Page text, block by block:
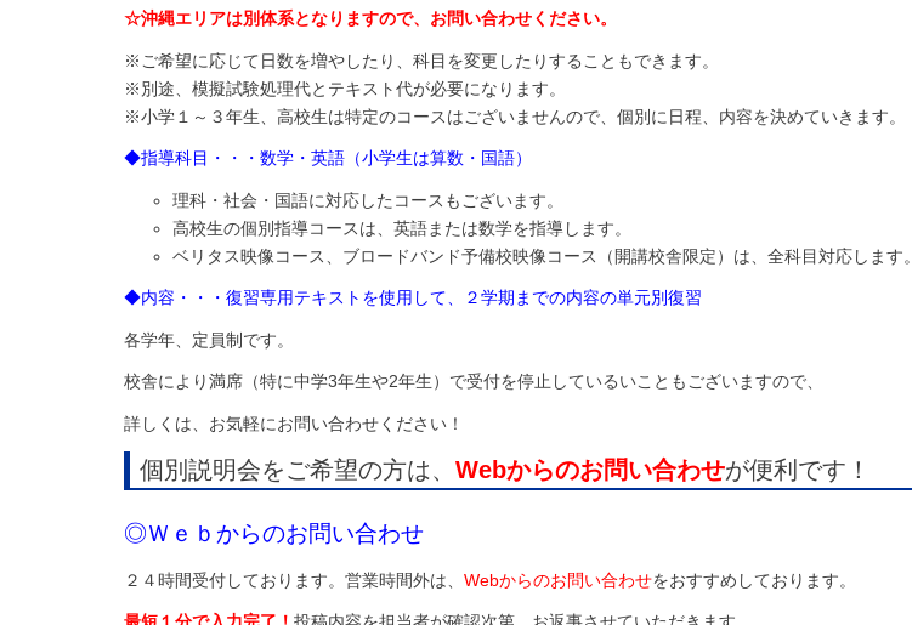
☆沖縄エリアは別体系となりますので、お問い合わせください。
※ご希望に応じて日数を増やしたり、科目を変更したりすることもできます。
※別途、模擬試験処理代とテキスト代が必要になります。
※小学１～３年生、高校生は特定のコースはございませんので、個別に日程、内容を決めていきます。
◆指導科目・・・数学・英語（小学生は算数・国語）
理科・社会・国語に対応したコースもございます。
高校生の個別指導コースは、英語または数学を指導します。
ベリタス映像コース、ブロードバンド予備校映像コース（開講校舎限定）は、全科目対応します。
◆内容・・・復習専用テキストを使用して、２学期までの内容の単元別復習
各学年、定員制です。
校舎により満席（特に中学3年生や2年生）で受付を停止しているいこともございますので、
詳しくは、お気軽にお問い合わせください！
個別説明会をご希望の方は、 Webからのお問い合わせが便利です！
◎Ｗｅｂからのお問い合わせ
２４時間受付しております。営業時間外は、 Webからのお問い合わせをおすすめしております。